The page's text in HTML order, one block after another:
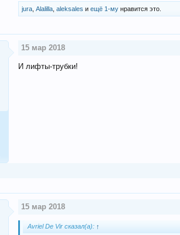
jura, Alalilla, aleksales и ещё 1-мунравится это.
15 мар 2018
И лифты-трубки!
15 мар 2018
Avriel De Vir сказал(а): ↑